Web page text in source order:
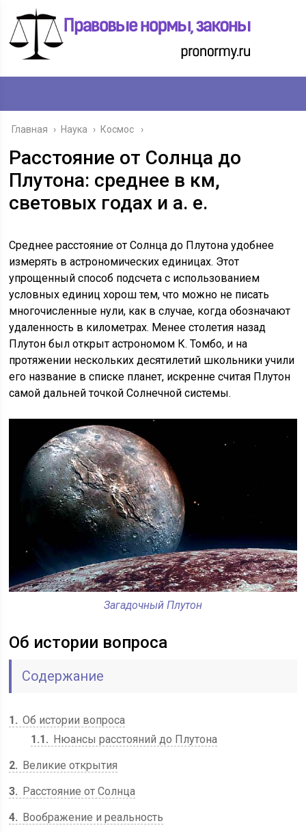
Главная › Наука › Космос
Расстояние от Солнца до
Плутона: среднее в км,
световых годах и а. е.
Среднее расстояние от Солнца до Плутона удобнее
измерять в астрономических единицах. Этот
упрощенный способ подсчета с использованием
условных единиц хорош тем, что можно не писать
многочисленные нули, как в случае, когда обозначают
удаленность в километрах. Менее столетия назад
Плутон был открыт астрономом К. Томбо, и на
протяжении нескольких десятилетий школьники учили
его название в списке планет, искренне считая Плутон
самой дальней точкой Солнечной системы.
Загадочный Плутон
Об истории вопроса
Содержание
1
Об истории вопроса
1.1
Нюансы расстояний до Плутона
2
Великие открытия
3
Расстояние от Солнца
4
Воображение и реальность